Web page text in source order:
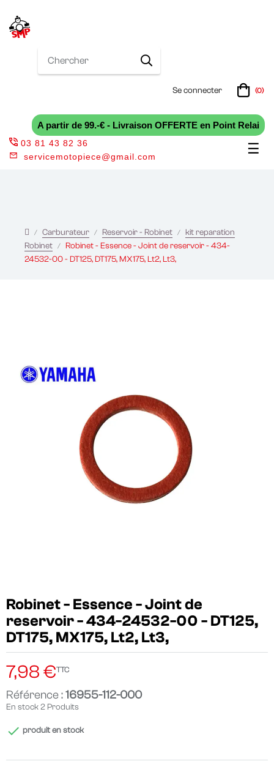
Se connecter (0)
A partir de 99.-€ - Livraison OFFERTE en Point Relai
☰
03 81 43 82 36
servicemotopiece@gmail.com
Carburateur Reservoir - Robinet
kit reparation
Robinet
Robinet - Essence - Joint de reservoir - 434-
24532-00 - DT125, DT175, MX175, Lt2, Lt3,
Robinet - Essence - Joint de
reservoir - 434-24532-00 - DT125,
DT175, MX175, Lt2, Lt3,
7,98 €TTC
Référence :16955-112-000
En stock2 Produits
 produit en stock